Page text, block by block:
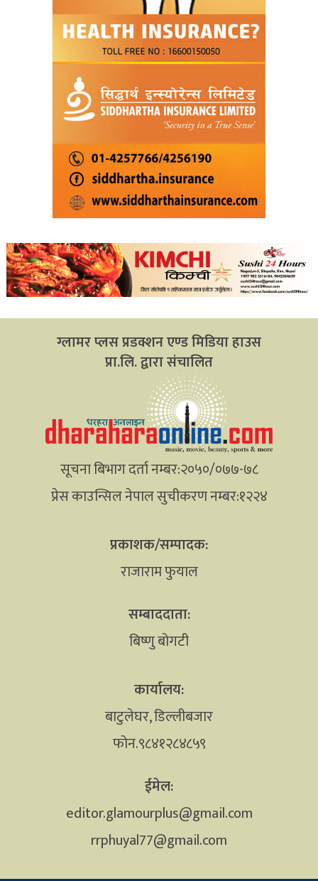
ग्लामर प्लस प्रडक्शन एण्ड मिडिया हाउस
प्रा.लि. द्वारा संचालित
सूचना बिभाग दर्ता नम्बर:२०५०/०७७-७८
प्रेस काउन्सिल नेपाल सुचीकरण नम्बर:१२२४
प्रकाशक/सम्पादक:
राजाराम फुयाल
सम्बाददाता:
बिष्णु बोगटी
कार्यालय:
बाटुलेघर, डिल्लीबजार
फोन.९८४१२८४८५९
ईमेल:
editor.glamourplus@gmail.com
rrphuyal77@gmail.com